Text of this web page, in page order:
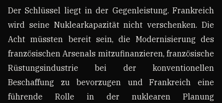
Der Schlüssel liegt in der Gegenleistung. Frankreich
wird seine Nuklearkapazität nicht verschenken. Die
Acht müssten bereit sein, die Modernisierung des
französischen Arsenals mitzufinanzieren, französische
Rüstungsindustrie bei der konventionellen
Beschaffung zu bevorzugen und Frankreich eine
führende Rolle in der nuklearen Planung